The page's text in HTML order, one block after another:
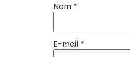
Nom *
E-mail *